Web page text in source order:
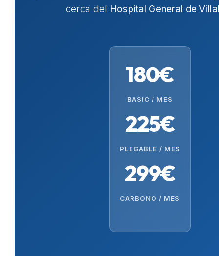
cerca del Hospital General de
180€
BASIC / MES
225€
PLEGABLE / MES
299€
CARBONO / MES